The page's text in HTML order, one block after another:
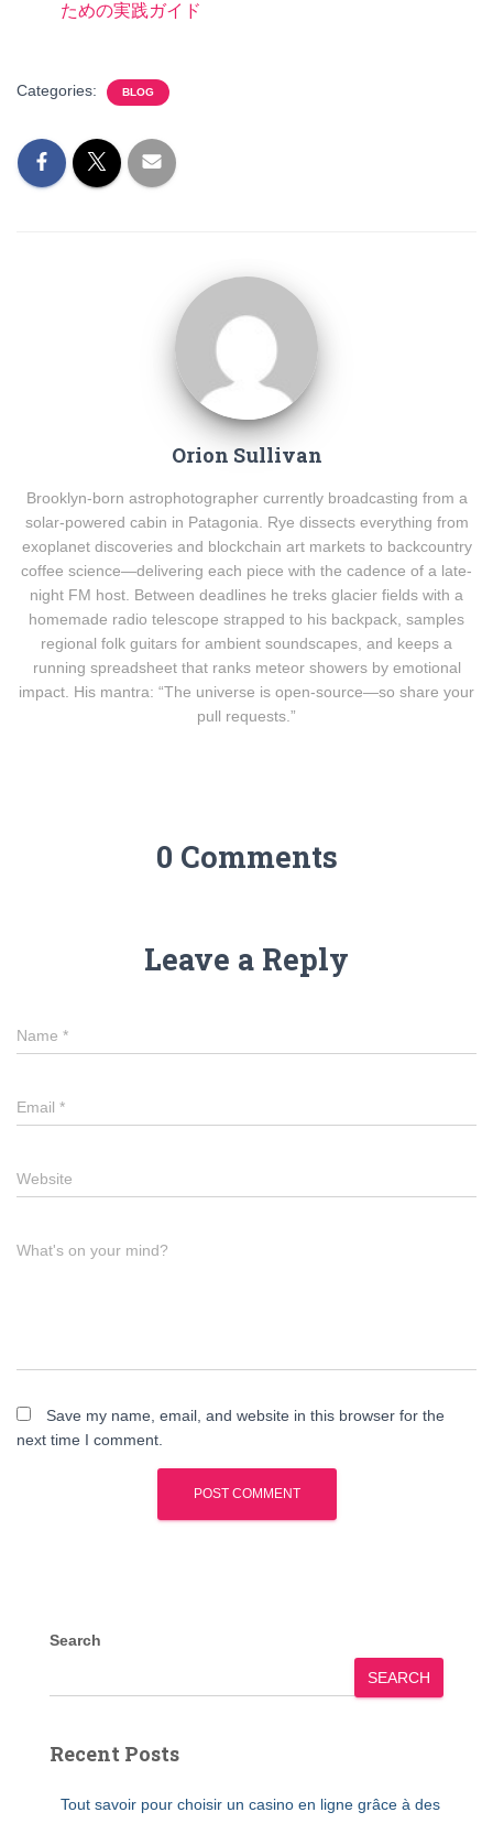
ための実践ガイド
Categories: BLOG
Orion Sullivan
Brooklyn-born astrophotographer currently broadcasting from a
solar-powered cabin in Patagonia. Rye dissects everything from
exoplanet discoveries and blockchain art markets to backcountry
coffee science—delivering each piece with the cadence of a late-
night FM host. Between deadlines he treks glacier fields with a
homemade radio telescope strapped to his backpack, samples
regional folk guitars for ambient soundscapes, and keeps a
running spreadsheet that ranks meteor showers by emotional
impact. His mantra: “The universe is open-source—so share your
pull requests.”
0 Comments
Leave a Reply
Name *
Email *
Website
What's on your mind?
Save my name, email, and website in this browser for the
next time I comment.
Search
SEARCH
Recent Posts
Tout savoir pour choisir un casino en ligne grâce à des